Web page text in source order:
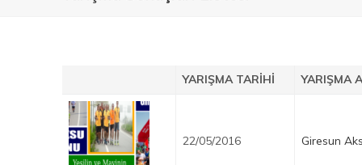
YARIŞMA TARIHI YARIŞMA
22/05/2016 Giresun